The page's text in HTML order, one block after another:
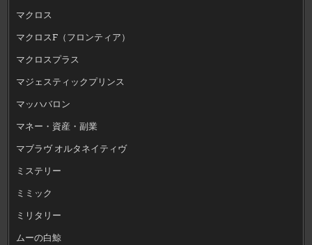
マクロス
マクロスF（フロンティア）
マクロスプラス
マジェスティックプリンス
マッハバロン
マネー・資産・副業
マブラヴ オルタネイティヴ
ミステリー
ミミック
ミリタリー
ムーの白鯨